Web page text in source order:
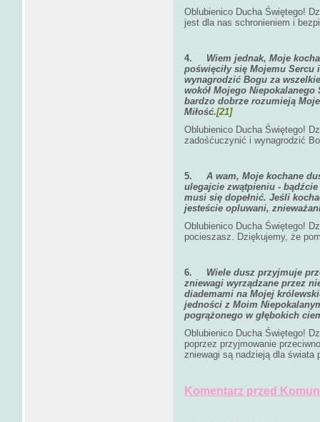
Oblubienico Ducha Świętego!
jest dla nas schronieniem i
4. Wiem jednak, Moje
poświęciły się Mojemu
wynagrodzić Bogu za
wokół Mojego
bardzo dobrze rozumieją
Miłość.[21]
Oblubienico Ducha Świętego!
zadośćuczynić i wynagrodzić
5. A wam, Moje kochane
ulegajcie zwątpieniu -
musi się dopełnić. Jeśli
jesteście opluwani,
Oblubienico Ducha Świętego!
pocieszasz. Dziękujemy, że
6. Wiele dusz przyjmuje
zniewagi wyrządzane przez
diademami na Mojej
jedności z Moim
pogrążonego w głębokich
Oblubienico Ducha Świętego!
poprzez przyjmowanie
zniewagi są nadzieją dla świata
Komentarz przed